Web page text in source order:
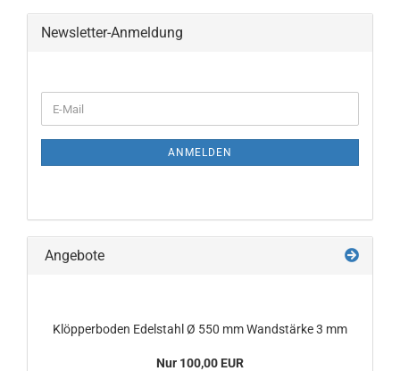
Newsletter-Anmeldung
ZUR
E-
Mail
ANMELDEN
Angebote
Klöpperboden Edelstahl Ø 550 mm Wandstärke 3 mm
Nur 100,00 EUR